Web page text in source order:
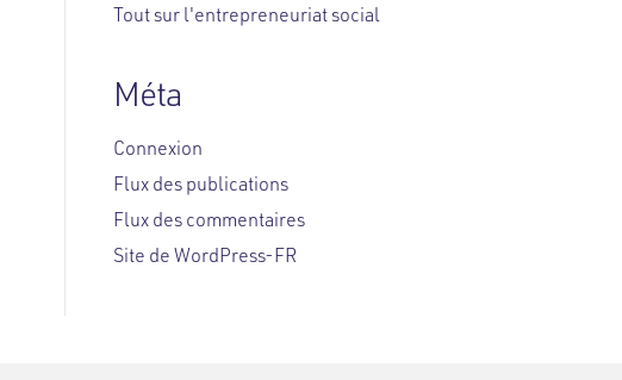
Tout sur l'entrepreneuriat social
Méta
Connexion
Flux des publications
Flux des commentaires
Site de WordPress-FR